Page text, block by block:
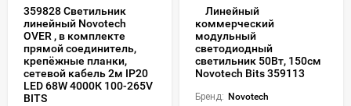
359828 Светильник
линейный Novotech
OVER , в комплекте
прямой соединитель,
крепёжные планки,
сетевой кабель 2м IP20
LED 68W 4000К 100-265V
BITS
Линейный
коммерческий
модульный
светодиодный
светильник 50Вт, 150см
Novotech Bits 359113
Бренд: Novotech